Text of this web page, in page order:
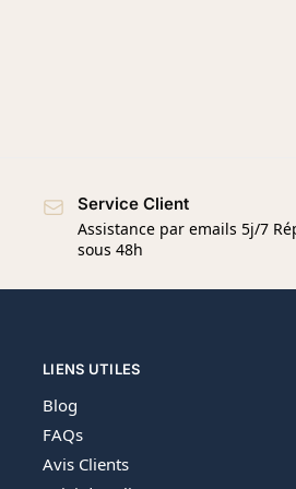
Service Client
Assistance par emails 5j/7
sous 48h
LIENS UTILES
Blog
FAQs
Avis Clients